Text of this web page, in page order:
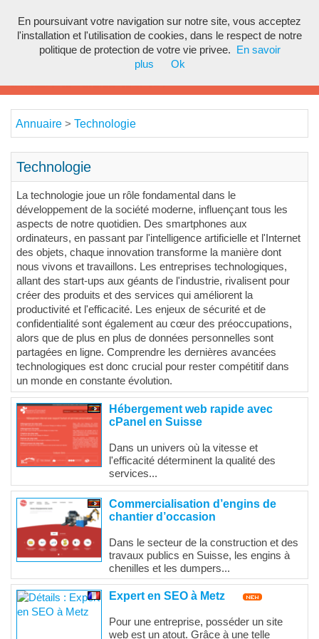
Annuaire > Technologie
Technologie
La technologie joue un rôle fondamental dans le
développement de la société moderne, influençant tous les
aspects de notre quotidien. Des smartphones aux
ordinateurs, en passant par l'intelligence artificielle et l'Internet
des objets, chaque innovation transforme la manière dont
nous vivons et travaillons. Les entreprises technologiques,
allant des start-ups aux géants de l'industrie, rivalisent pour
créer des produits et des services qui améliorent la
productivité et l'efficacité. Les enjeux de sécurité et de
confidentialité sont également au cœur des préoccupations,
alors que de plus en plus de données personnelles sont
partagées en ligne. Comprendre les dernières avancées
technologiques est donc crucial pour rester compétitif dans
un monde en constante évolution.
Hébergement web rapide avec
cPanel en Suisse
Dans un univers où la vitesse et
l'efficacité déterminent la qualité des
services...
Commercialisation d’engins de
chantier d’occasion
Dans le secteur de la construction et des
travaux publics en Suisse, les engins à
chenilles et les dumpers...
Expert en SEO à Metz
Pour une entreprise, posséder un site
web est un atout. Grâce à une telle
En poursuivant votre navigation sur notre site, vous acceptez
l'installation et l'utilisation de cookies, dans le respect de notre
politique de protection de votre vie privee.
En savoir
plus
Ok